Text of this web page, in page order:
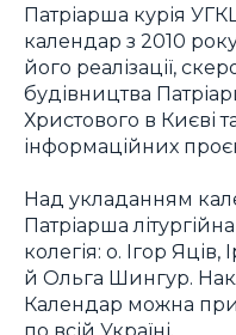
Патріарша курія
календар з 2010
його реалізації,
будівництва
Христового в Києві
інформаційних
Над укладанням
Патріарша
колегія: о. Ігор
й Ольга Шингур.
Календар можна